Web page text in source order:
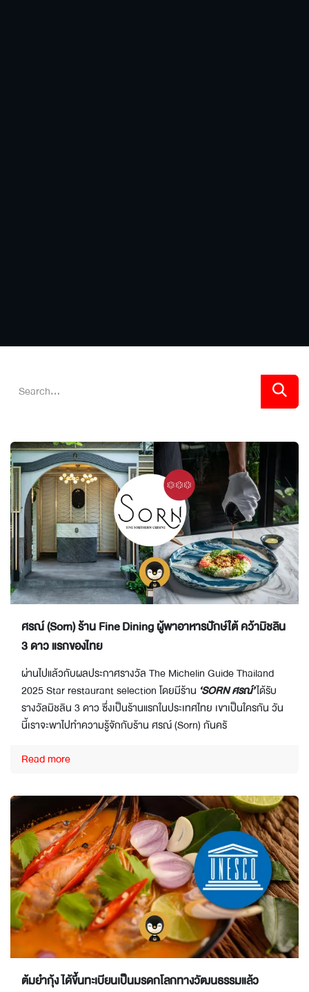
ศรณ์ (Sorn) ร้าน Fine Dining ผู้พาอาหารปักษ์ใต้ คว้ามิชลิน
3 ดาว แรกของไทย
ผ่านไปแล้วกับผลประกาศรางวัล The Michelin Guide Thailand
2025 Star restaurant selection โดยมีร้าน ‘SORN ศรณ์’ได้รับ
รางวัลมิชลิน 3 ดาว ซึ่งเป็นร้านแรกในประเทศไทย เขาเป็นใครกัน วัน
นี้เราจะพาไปทำความรู้จักกับร้าน ศรณ์ (Sorn) กันครั
Read more
ต้มยำกุ้ง ได้ขึ้นทะเบียนเป็นมรดกโลกทางวัฒนธรรมแล้ว